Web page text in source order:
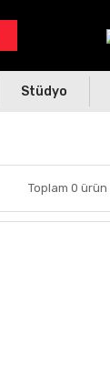
Stüdyo
Toplam 0 ürün